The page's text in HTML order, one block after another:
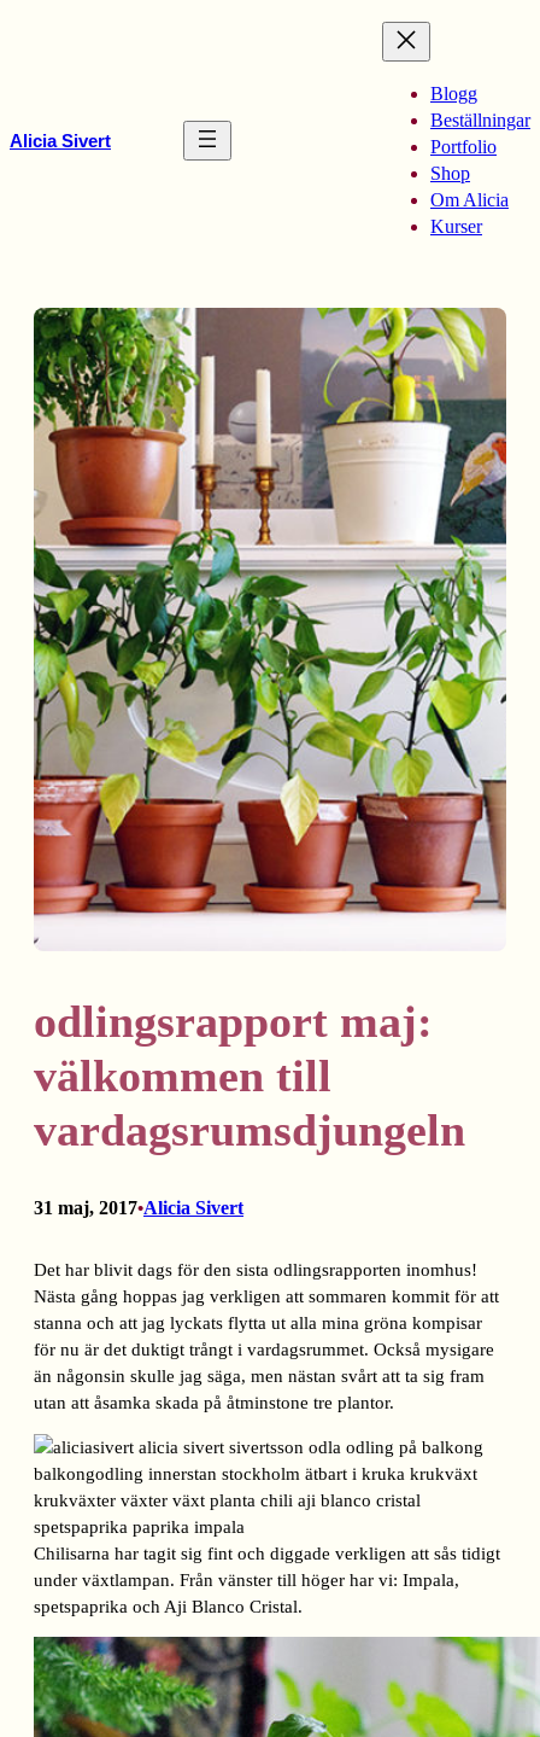
Alicia Sivert
Blogg
Beställningar
Portfolio
Shop
Om Alicia
Kurser
odlingsrapport maj:
välkommen till
vardagsrumsdjungeln
31 maj, 2017•Alicia Sivert
Det har blivit dags för den sista odlingsrapporten inomhus!
Nästa gång hoppas jag verkligen att sommaren kommit för att
stanna och att jag lyckats flytta ut alla mina gröna kompisar
för nu är det duktigt trångt i vardagsrummet. Också mysigare
än någonsin skulle jag säga, men nästan svårt att ta sig fram
utan att åsamka skada på åtminstone tre plantor.
Chilisarna har tagit sig fint och diggade verkligen att sås tidigt
under växtlampan. Från vänster till höger har vi: Impala,
spetspaprika och Aji Blanco Cristal.